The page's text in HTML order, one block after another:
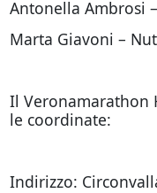
Antonella Ambrosi
Marta Giavoni –
Il Veronamarathon
le coordinate:
Indirizzo: